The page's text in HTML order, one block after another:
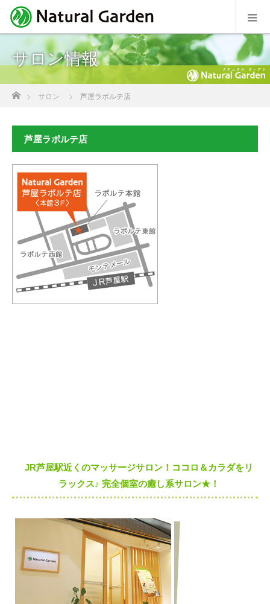
サロン情報
ホーム
サロン 芦屋ラポルテ店
芦屋ラポルテ店
JR芦屋駅近くのマッサージサロン！ココロ＆カラダをリ
ラックス♪ 完全個室の癒し系サロン★！